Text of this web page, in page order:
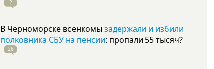
2
В Черноморске военкомы задержали и избили
полковника СБУ на пенсии: пропали 55тысяч?
26